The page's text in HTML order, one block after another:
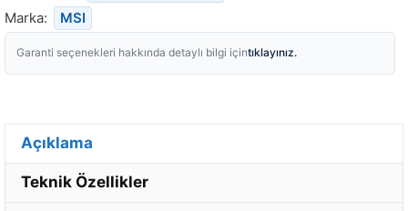
Marka:
MSI
Garanti seçenekleri hakkında detaylı bilgi içintıklayınız.
Açıklama
Teknik Özellikler